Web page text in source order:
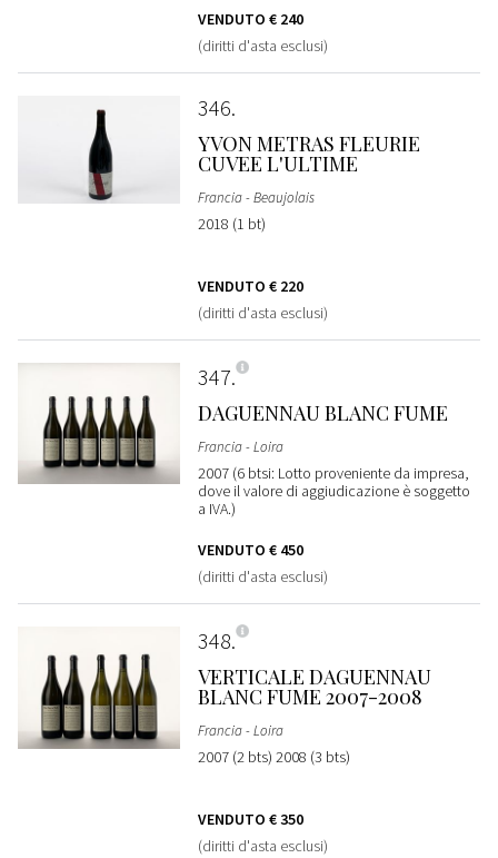
VENDUTO € 240
(diritti d'asta esclusi)
346
YVON METRAS FLEURIE
CUVEE L'ULTIME
Francia - Beaujolais
2018 (1 bt)
VENDUTO € 220
(diritti d'asta esclusi)
347
DAGUENNAU BLANC FUME
Francia - Loira
2007 (6 btsi: Lotto proveniente da impresa,
dove il valore di aggiudicazione è soggetto
a IVA.)
VENDUTO € 450
(diritti d'asta esclusi)
348
VERTICALE DAGUENNAU
BLANC FUME 2007-2008
Francia - Loira
2007 (2 bts) 2008 (3 bts)
VENDUTO € 350
(diritti d'asta esclusi)